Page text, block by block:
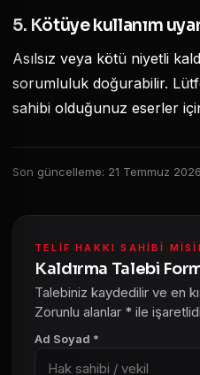
5. Kötüye kullanım
Asılsız veya kötü niyetli
sorumluluk doğurabilir.
sahibi olduğunuz eserler
Son güncelleme: 21 Temmuz 2026
TELIF HAKKI SAHIBI
Kaldırma Talebi
Talebiniz kaydedilir ve en
Zorunlu alanlar * ile
Ad Soyad *